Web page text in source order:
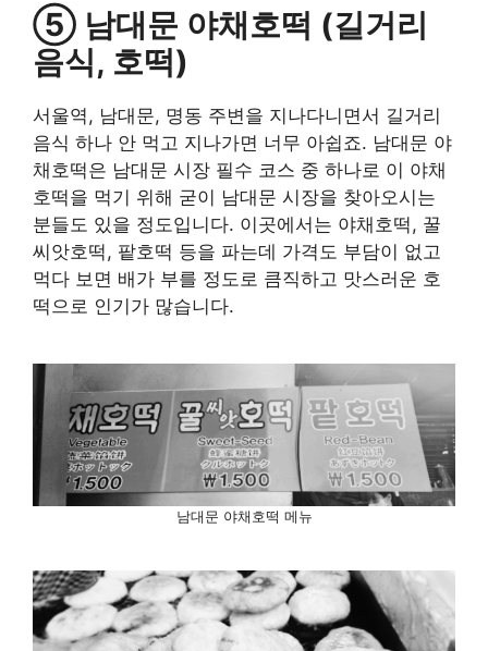
⑤ 남대문 야채호떡 (길거리
음식, 호떡)
서울역, 남대문, 명동 주변을 지나다니면서 길거리
음식 하나 안 먹고 지나가면 너무 아쉽죠. 남대문 야
채호떡은 남대문 시장 필수 코스 중 하나로 이 야채
호떡을 먹기 위해 굳이 남대문 시장을 찾아오시는
분들도 있을 정도입니다. 이곳에서는 야채호떡, 꿀
씨앗호떡, 팥호떡 등을 파는데 가격도 부담이 없고
먹다 보면 배가 부를 정도로 큼직하고 맛스러운 호
떡으로 인기가 많습니다.
남대문 야채호떡 메뉴